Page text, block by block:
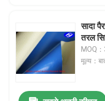
होम
उत्पाद
वीडियो
सादा
तरल
MOQ
मूल्य：